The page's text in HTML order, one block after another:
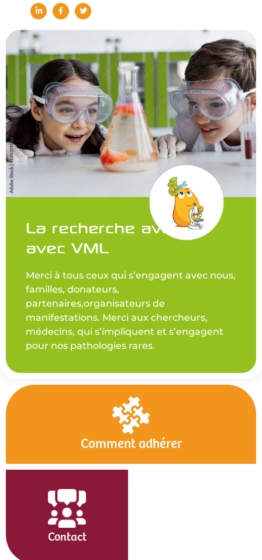
La recherche avance
avec VML
Merci à tous ceux qui s’engagent avec nous,
familles, donateurs,
partenaires,organisateurs de
manifestations. Merci aux chercheurs,
médecins, qui s’impliquent et s’engagent
pour nos pathologies rares.
Comment adhérer
Contact